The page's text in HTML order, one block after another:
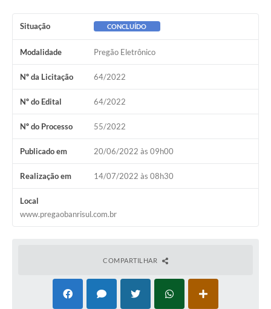
Nota Fiscal Eletrônica NFS-e
Serviços ao Cidadão
IPTU
Galeria de Fotos
Arquivos para Download
Situação CONCLUÍDO
Modalidade Pregão Eletrônico
Nº da Licitação 64/2022
Nº do Edital 64/2022
Nº do Processo 55/2022
Publicado em 20/06/2022 às 09h00
Realização em 14/07/2022 às 08h30
Local
www.pregaobanrisul.com.br
COMPARTILHAR